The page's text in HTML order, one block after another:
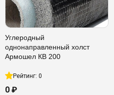
Углеродный
однонаправленный холст
Армошел КВ 200
Рейтинг: 0
0 ₽